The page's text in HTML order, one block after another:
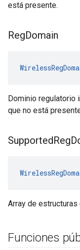
está presente.
RegDomain
Dominio regulatorio
que no está
SupportedReg
Array de
Funciones